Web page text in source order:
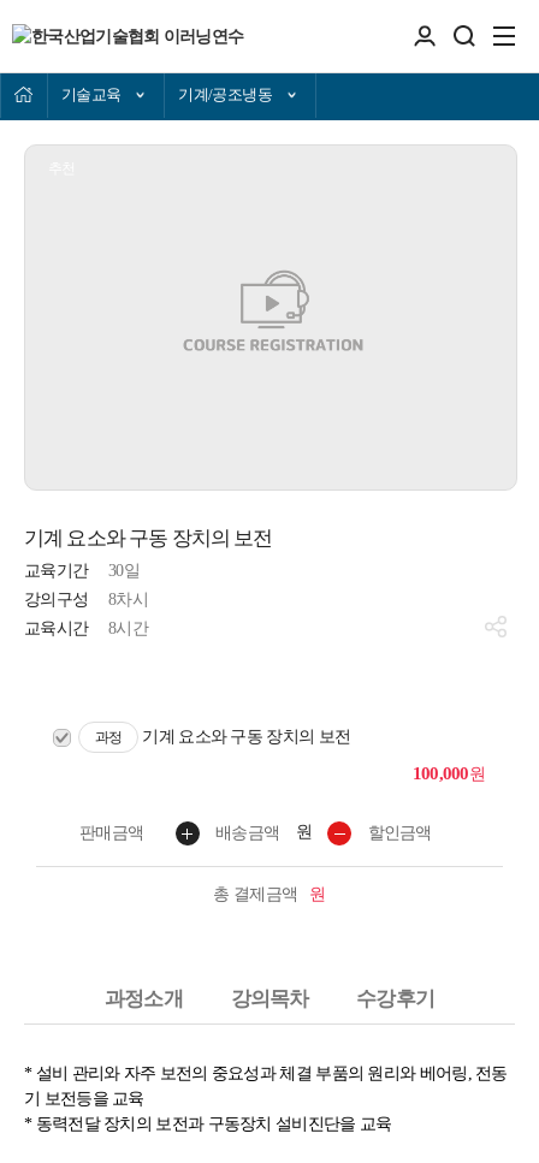
기술교육 기계/공조냉동
기계 요소와 구동 장치의 보전
교육기간
30일
강의구성
8차시
교육시간
8시간
과정 기계 요소와 구동 장치의 보전
100,000원
판매금액 배송금액 원 할인금액
총 결제금액 원
과정소개 강의목차 수강후기
* 설비 관리와 자주 보전의 중요성과 체결 부품의 원리와 베어링, 전동
기 보전등을 교육
* 동력전달 장치의 보전과 구동장치 설비진단을 교육